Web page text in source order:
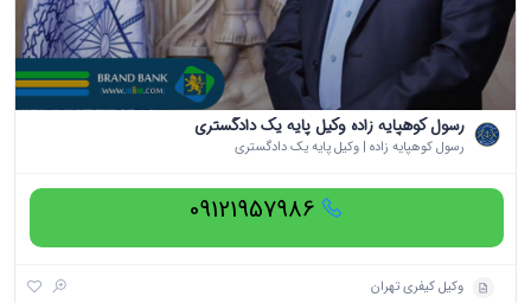
رسول کوهپایه زاده وکیل پایه یک دادگستری
رسول کوهپایه زاده | وکیل پایه یک دادگستری
09121957986
وکیل کیفری تهران